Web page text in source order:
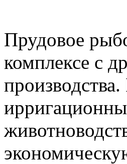
Прудовое
комплексе с